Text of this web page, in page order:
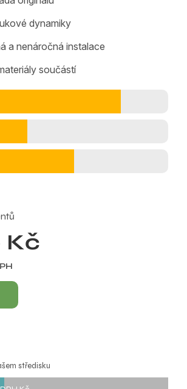
dynamiky
a nenáročná instalace
součástí
Kč
středisku